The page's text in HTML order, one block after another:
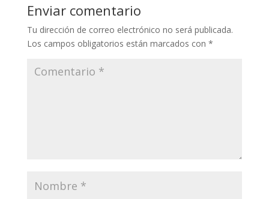
Enviar comentario
Tu dirección de correo electrónico no será publicada.
Los campos obligatorios están marcados con *